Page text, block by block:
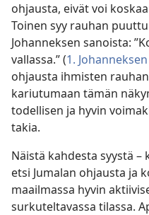
ohjausta, eivät voi
Toinen syy rauhan
Johanneksen sanoista:
vallassa.” (1.
ohjausta ihmisten
kariutumaan tämän
todellisen ja hyvin
takia.
Näistä kahdesta syystä
etsi Jumalan ohjausta ja
maailmassa hyvin
surkuteltavassa tilassa.